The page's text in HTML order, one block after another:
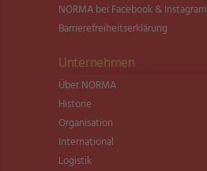
NORMA bei Facebook & Instagram
Barrierefreiheitserklärung
Unternehmen
Über NORMA
Historie
Organisation
International
Logistik